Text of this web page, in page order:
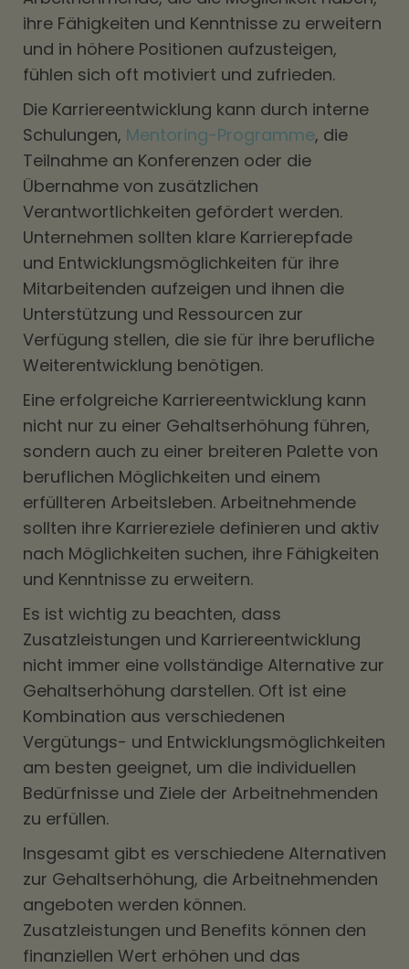
ihre Fähigkeiten und Kenntnisse zu erweitern
und in höhere Positionen aufzusteigen,
fühlen sich oft motiviert und zufrieden.
Die Karriereentwicklung kann durch interne
Schulungen, Mentoring-Programme, die
Teilnahme an Konferenzen oder die
Übernahme von zusätzlichen
Verantwortlichkeiten gefördert werden.
Unternehmen sollten klare Karrierepfade
und Entwicklungsmöglichkeiten für ihre
Mitarbeitenden aufzeigen und ihnen die
Unterstützung und Ressourcen zur
Verfügung stellen, die sie für ihre berufliche
Weiterentwicklung benötigen.
Eine erfolgreiche Karriereentwicklung kann
nicht nur zu einer Gehaltserhöhung führen,
sondern auch zu einer breiteren Palette von
beruflichen Möglichkeiten und einem
erfüllteren Arbeitsleben. Arbeitnehmende
sollten ihre Karriereziele definieren und aktiv
nach Möglichkeiten suchen, ihre Fähigkeiten
und Kenntnisse zu erweitern.
Es ist wichtig zu beachten, dass
Zusatzleistungen und Karriereentwicklung
nicht immer eine vollständige Alternative zur
Gehaltserhöhung darstellen. Oft ist eine
Kombination aus verschiedenen
Vergütungs- und Entwicklungsmöglichkeiten
am besten geeignet, um die individuellen
Bedürfnisse und Ziele der Arbeitnehmenden
zu erfüllen.
Insgesamt gibt es verschiedene Alternativen
zur Gehaltserhöhung, die Arbeitnehmenden
angeboten werden können.
Zusatzleistungen und Benefits können den
finanziellen Wert erhöhen und das